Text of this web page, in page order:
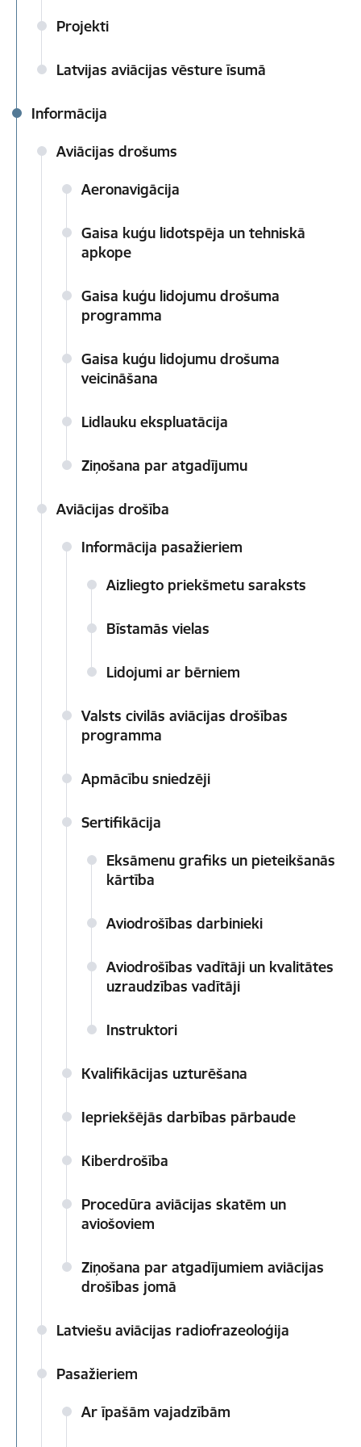
Projekti
Latvijas aviācijas vēsture īsumā
Informācija
Aviācijas drošums
Aeronavigācija
Gaisa kuģu lidotspēja un tehniskā
apkope
Gaisa kuģu lidojumu drošuma
programma
Gaisa kuģu lidojumu drošuma
veicināšana
Lidlauku ekspluatācija
Ziņošana par atgadījumu
Aviācijas drošība
Informācija pasažieriem
Aizliegto priekšmetu saraksts
Bīstamās vielas
Lidojumi ar bērniem
Valsts civilās aviācijas drošības
programma
Apmācību sniedzēji
Sertifikācija
Eksāmenu grafiks un pieteikšanās
kārtība
Aviodrošības darbinieki
Aviodrošības vadītāji un kvalitātes
uzraudzības vadītāji
Instruktori
Kvalifikācijas uzturēšana
Iepriekšējās darbības pārbaude
Kiberdrošība
Procedūra aviācijas skatēm un
aviošoviem
Ziņošana par atgadījumiem aviācijas
drošības jomā
Latviešu aviācijas radiofrazeoloģija
Pasažieriem
Ar īpašām vajadzībām